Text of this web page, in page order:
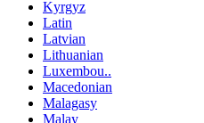
Kyrgyz
Latin
Latvian
Lithuanian
Luxembou..
Macedonian
Malagasy
Malay